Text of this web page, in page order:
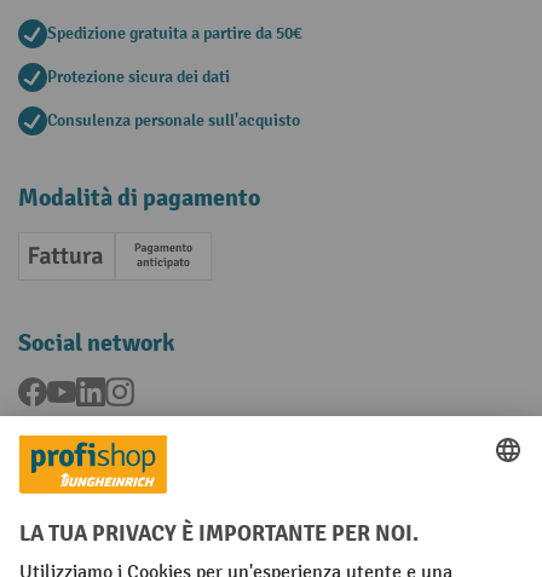
Spedizione gratuita a partire da 50€
Protezione sicura dei dati
Consulenza personale sull'acquisto
Modalità di pagamento
Fattura Pagamento anticipato
Social network
Facebook
YouTubeLinkedInInstagram
Condizioni Generali di Vendita
Dichiarazione di protezione dei dati Impronta